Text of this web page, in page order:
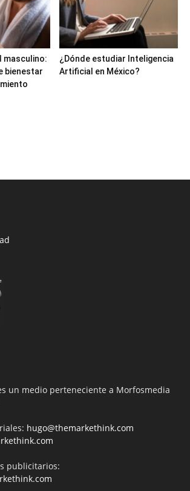
masculino:
bienestar
¿Dónde estudiar Inteligencia
Artificial en México?
un medio perteneciente a Morfosmedia
hugo@themarkethink.com
publicitarios: